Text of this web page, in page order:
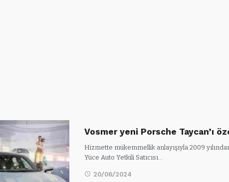
Vosmer yeni Porsche Taycan’ı
Hizmette mükemmellik anlayışıyla 2009
Yüce Auto Yetkili Satıcısı…
20/06/2024